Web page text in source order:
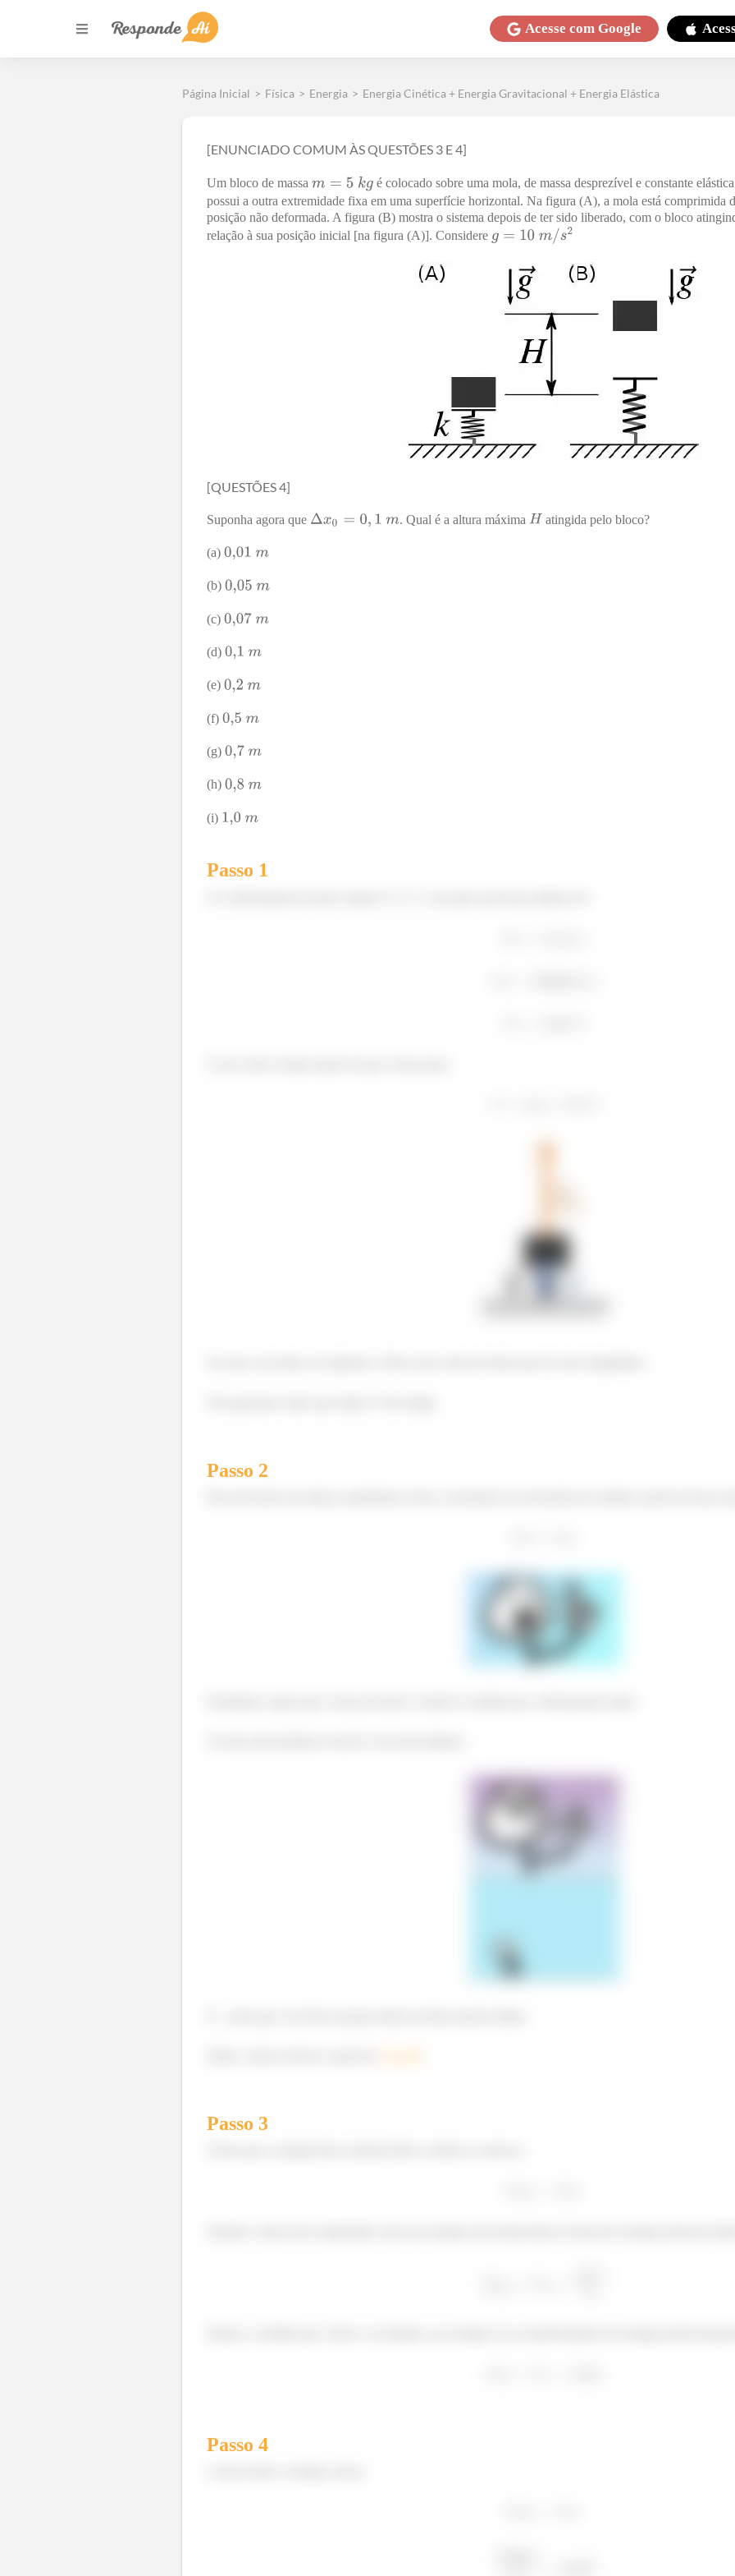
Acesse com Google
Página Inicial > Física > Energia > Energia Cinética + Energia Gravitacional + Energia Elástica
[ENUNCIADO COMUM ÀS QUESTÕES 3 E4]
Um bloco de massa é colocado sobre uma mola, de massa desprezível e constante elástica
possui a outra extremidade fixa em uma superfície horizontal. Na figura (A), a mola está comprimida
posição não deformada. A figura (B) mostra o sistema depois de ter sido liberado, com o bloco
relação à sua posição inicial [na figura (A)]. Considere
[QUESTÕES4]
Suponha agora que . Qual é a altura máxima atingida pelo bloco?
(a)
(b)
(c)
(d)
(e)
(f)
(g)
(h)
(i)
Passo 1
Passo 2
Passo 3
Passo 4